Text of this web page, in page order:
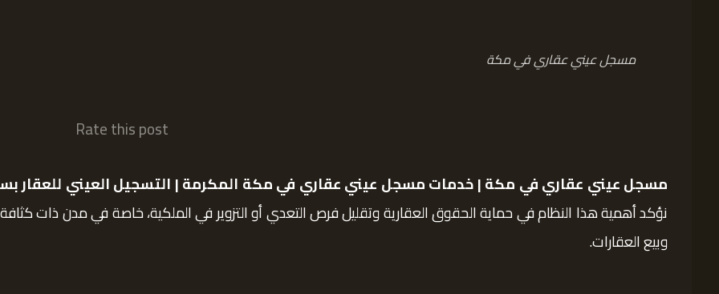
مسجل عيني عقاري في مكة
Rate this post
مسجل عيني عقاري في مكة | خدمات مسجل عيني عقاري في مكة المكرمة | التسجيل العيني للعقار
نؤكد أهمية هذا النظام في حماية الحقوق العقارية وتقليل فرص التعدي أو التزوير في الملكية، خاصة في مدن ذات
وبيع العقارات.